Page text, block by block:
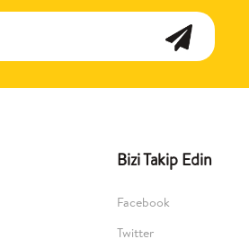
Bizi Takip Edin
Facebook
Twitter